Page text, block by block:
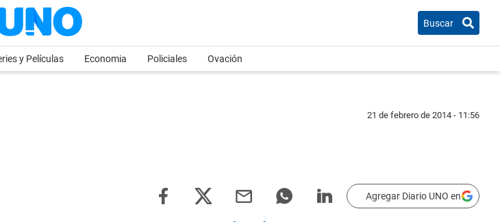
Buscar
y Películas Economia Policiales Ovación
21 de febrero de 2014 - 11:56
Agregar Diario UNO en